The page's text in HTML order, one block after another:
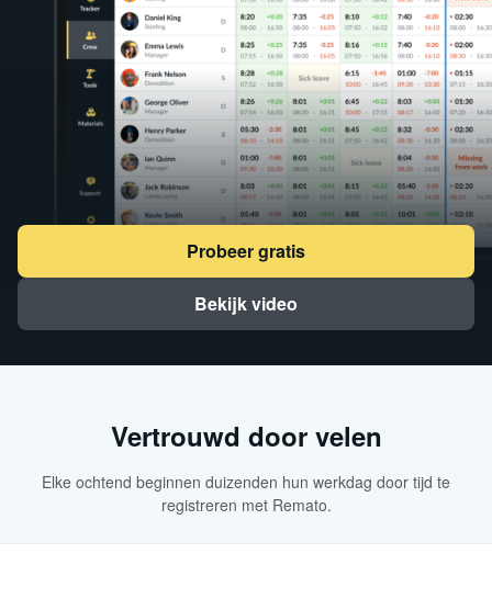
Probeer gratis
Bekijk video
Vertrouwd door velen
Elke ochtend beginnen duizenden hun werkdag door tijd te
registreren met Remato.